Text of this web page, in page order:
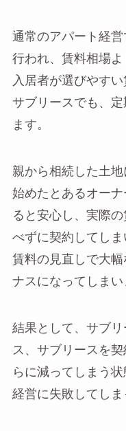
通常のアパート経
行われ、賃料相場よ
入居者が選びやす
サブリースでも、
ます。
親から相続した土
始めたとあるオー
ると安心し、実際
べずに契約してし
賃料の見直しで大
ナスになってしまい
結果として、サブ
ス、サブリースを
らに減ってしまう
経営に失敗してしま